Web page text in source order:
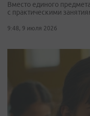
Вместо единого
с практическими
9:48, 9 июля 2026